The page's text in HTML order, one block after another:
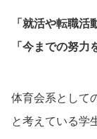
「就活や転職活
「今までの努力
体育会系として
と考えている学